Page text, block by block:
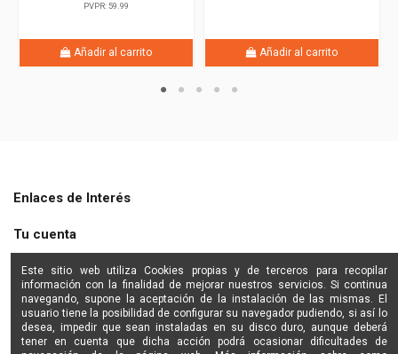
PVPR: 59.99
Añadir al carrito Añadir al carrito
Enlaces de Interés
Tu cuenta
Shine Star
Contactanos
Este sitio web utiliza Cookies propias y de terceros para recopilar
información con la finalidad de mejorar nuestros servicios. Si continua
navegando, supone la aceptación de la instalación de las mismas. El
usuario tiene la posibilidad de configurar su navegador pudiendo, si así lo
desea, impedir que sean instaladas en su disco duro, aunque deberá
tener en cuenta que dicha acción podrá ocasionar dificultades de